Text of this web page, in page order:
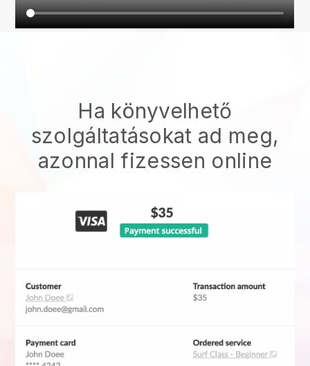
Ha könyvelhető
szolgáltatásokat ad meg,
azonnal fizessen online